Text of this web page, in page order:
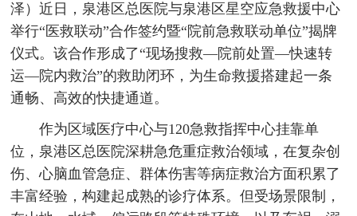
泽）近日，泉港区总医院与泉港区星空应急救援中心
举行“医救联动”合作签约暨“院前急救联动单位”揭牌
仪式。该合作形成了“现场搜救—院前处置—快速转
运—院内救治”的救助闭环，为生命救援搭建起一条
通畅、高效的快捷通道。
作为区域医疗中心与120急救指挥中心挂靠单
位，泉港区总医院深耕急危重症救治领域，在复杂创
伤、心脑血管急症、群体伤害等病症救治方面积累了
丰富经验，构建起成熟的诊疗体系。但受场景限制，